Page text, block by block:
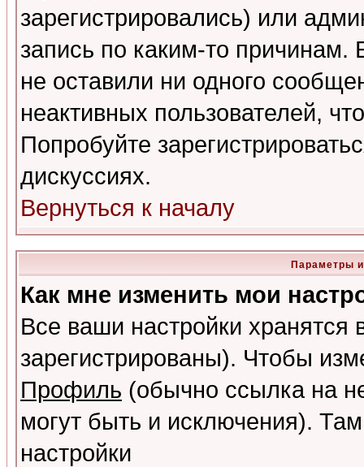
зарегистрировались) или
запись по каким-то
не оставили ни одного
неактивных пользователей,
Попробуйте
дискуссиях.
Вернуться к началу
Параметры
Как мне изменить мои
Все ваши настройки
зарегистрированы). Чтобы
Профиль (обычно ссылка на
могут быть и исключения).
настройки